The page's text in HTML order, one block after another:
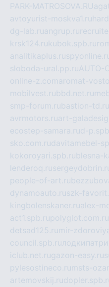
PARK-MATROSOVA.RU
avtoyurist-moskva1.ru
dg-lab.ruangrup.ru
krsk124.rukubok.spb.ru
analitikaplus.ru
sloboda-ural.pp.ruAUTO-
online-z.comaromat-
mobilvest.rubbd.net.ru
smp-forum.rubastion-td.ru
avrmotors.ruart-
ecostep-samara.rud-
sko.com.rudavitamebel-
kokoroyari.spb.rublesna-
lenderoq.ru
people-of-art.ru
dynamoauto.ruszk-
kingbolenskaner.rualex-
act1.spb.rupolyglot.com.ru
detsad125.ru mir-
council.spb.ru
iclub.net.rugazon-easy.ru
pylesostineco.ru msts-
artemovskij.ru